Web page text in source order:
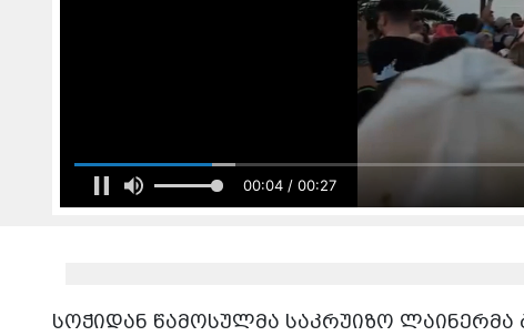
00:04 / 00:27
სოჭიდან წამოსულმა საკრუიზო ლაინერმა